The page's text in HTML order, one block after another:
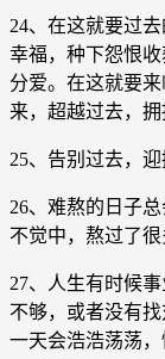
24、在这就要过
幸福，种下怨恨
分爱。在这就要
来，超越过去，拥
25、告别过去，
26、难熬的日子
不觉中，熬过了很
27、人生有时候
不够，或者没有
一天会浩浩荡荡，